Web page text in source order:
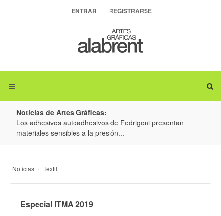
ENTRAR REGISTRARSE
Noticias de Artes Gráficas:
Los adhesivos autoadhesivos de Fedrigoni presentan
materiales sensibles a la presión...
Noticias Textil
Especial ITMA 2019